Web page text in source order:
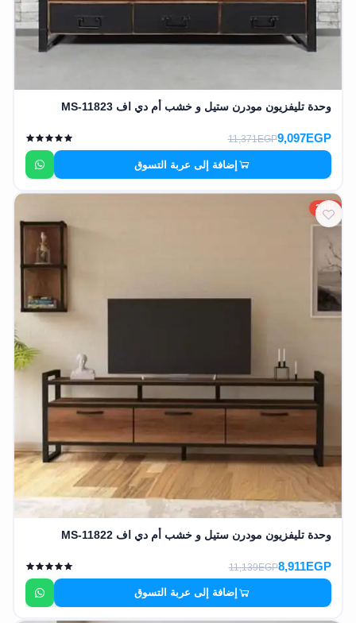
وحدة تليفزيون مودرن ستيل و خشب أم دي اف MS-11823
9,097EGP
11,371EGP
إضافة إلى عربة التسوق
20%
وحدة تليفزيون مودرن ستيل و خشب أم دي اف MS-11822
8,911EGP
11,139EGP
إضافة إلى عربة التسوق